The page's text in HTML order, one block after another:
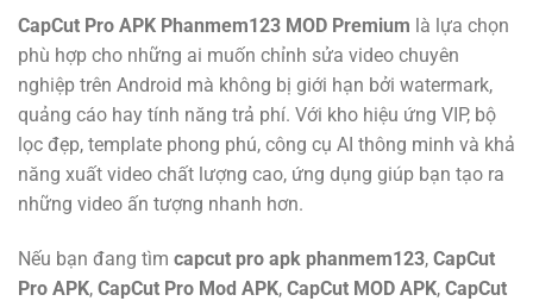
CapCut Pro APK Phanmem123 MOD Premium là lựa chọn
phù hợp cho những ai muốn chỉnh sửa video chuyên
nghiệp trên Android mà không bị giới hạn bởi watermark,
quảng cáo hay tính năng trả phí. Với kho hiệu ứng VIP, bộ
lọc đẹp, template phong phú, công cụ AI thông minh và khả
năng xuất video chất lượng cao, ứng dụng giúp bạn tạo ra
những video ấn tượng nhanh hơn.
Nếu bạn đang tìm capcut pro apk phanmem123, CapCut
Pro APK, CapCut Pro Mod APK, CapCut MOD APK, CapCut